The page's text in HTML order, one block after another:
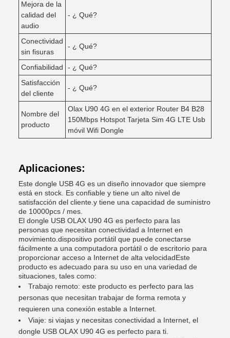
Mejora de la
calidad del
audio
- ¿ Qué?
Conectividad
sin fisuras
- ¿ Qué?
Confiabilidad
- ¿ Qué?
Satisfacción
del cliente
- ¿ Qué?
Nombre del
producto
Olax U90 4G en el exterior Router B4 B28
150Mbps Hotspot Tarjeta Sim 4G LTE Usb
móvil Wifi Dongle
Aplicaciones:
Este dongle USB 4G es un diseño innovador que siempre
está en stock. Es confiable y tiene un alto nivel de
satisfacción del cliente.y tiene una capacidad de suministro
de 10000pcs / mes.
El dongle USB OLAX U90 4G es perfecto para las
personas que necesitan conectividad a Internet en
movimiento.dispositivo portátil que puede conectarse
fácilmente a una computadora portátil o de escritorio para
proporcionar acceso a Internet de alta velocidadEste
producto es adecuado para su uso en una variedad de
situaciones, tales como:
Trabajo remoto: este producto es perfecto para las
personas que necesitan trabajar de forma remota y
requieren una conexión estable a Internet.
Viaje: si viajas y necesitas conectividad a Internet, el
dongle USB OLAX U90 4G es perfecto para ti.